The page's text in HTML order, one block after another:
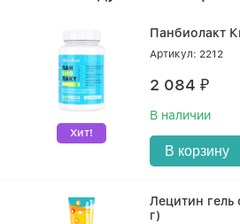
Хит!
Панбиолакт
Артикул: 2212
2 084₽
В наличии
В корзину
Лецитин гель
г)